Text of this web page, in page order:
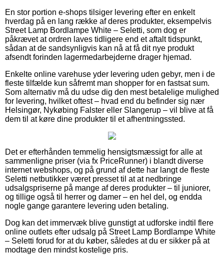
En stor portion e-shops tilsiger levering efter en enkelt
hverdag på en lang række af deres produkter, eksempelvis
Street Lamp Bordlampe White – Seletti, som dog er
påkrævet at ordren laves tidligere end et aftalt tidspunkt,
sådan at de sandsynligvis kan nå at få dit nye produkt
afsendt forinden lagermedarbejderne drager hjemad.
Enkelte online varehuse yder levering uden gebyr, men i de
fleste tilfælde kun såfremt man shopper for en fastsat sum.
Som alternativ må du udse dig den mest betalelige mulighed
for levering, hvilket oftest – hvad end du befinder sig nær
Helsingør, Nykøbing Falster eller Slangerup – vil blive at få
dem til at køre dine produkter til et afhentningssted.
Det er efterhånden temmelig hensigtsmæssigt for alle at
sammenligne priser (via fx PriceRunner) i blandt diverse
internet webshops, og på grund af dette har langt de fleste
Seletti netbutikker været presset til at at nedbringe
udsalgspriserne på mange af deres produkter – til juniorer,
og tillige også til herrer og damer – en hel del, og endda
nogle gange garantere levering uden betaling.
Dog kan det immervæk blive gunstigt at udforske indtil flere
online outlets efter udsalg på Street Lamp Bordlampe White
– Seletti forud for at du køber, således at du er sikker på at
modtage den mindst kostelige pris.